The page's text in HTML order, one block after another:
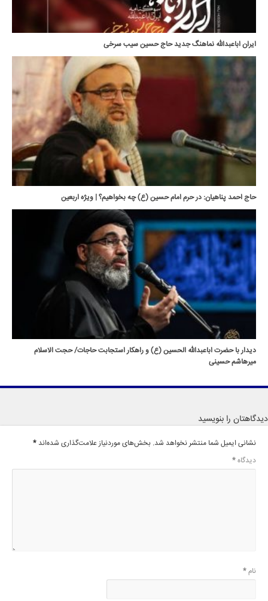
ایران اباعبدالله نماهنگ جدید حاج حسین سیب سرخی
حاج احمد پناهیان: در حرم امام حسین (ع) چه بخواهیم؟ | ویژه اربعین
دیدار با حضرت اباعبدالله الحسین (ع) و راهکار استجابت حاجات/ حجت الاسلام
میرهاشم حسینی
دیدگاهتان را بنویسید
نشانی ایمیل شما منتشر نخواهد شد. بخش‌های موردنیاز علامت‌گذاری شده‌اند *
دیدگاه*
نام*